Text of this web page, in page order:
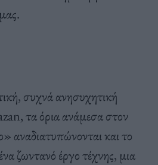
συχνά ανησυχητική
τα όρια ανάμεσα στον
αναδιατυπώνονται και το
ζωντανό έργο τέχνης, μια